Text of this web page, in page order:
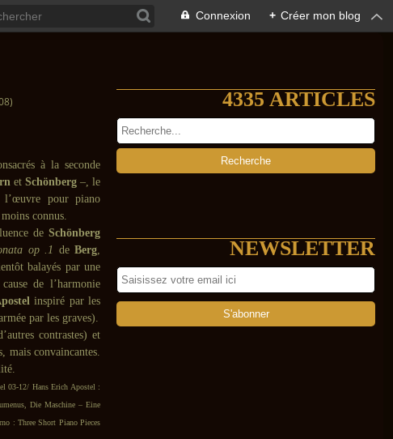
Connexion + Créer mon blog
à la seconde
et Schönberg–, le
l’œuvre pour piano
connus.
de Schönberg
op .1 deBerg,
balayés par une
de l’harmonie
inspiré par les
par les graves).
contrastes) et
mais convaincantes.
03-12/ Hans Erich Apostel :
Die Maschine – Eine
: Three Short Piano Pieces
4335 ARTICLES
NEWSLETTER